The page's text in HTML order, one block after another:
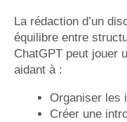
La rédaction d’un
équilibre entre
ChatGPT peut jouer
aidant à :
Organiser les
Créer une